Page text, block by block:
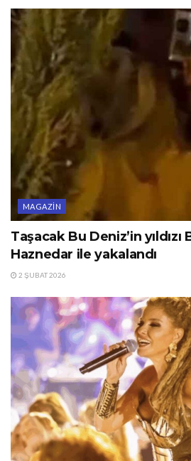
MAGAZIN
Taşacak Bu Deniz’in
Haznedar ile yakalandı
2 ŞUBAT 2026